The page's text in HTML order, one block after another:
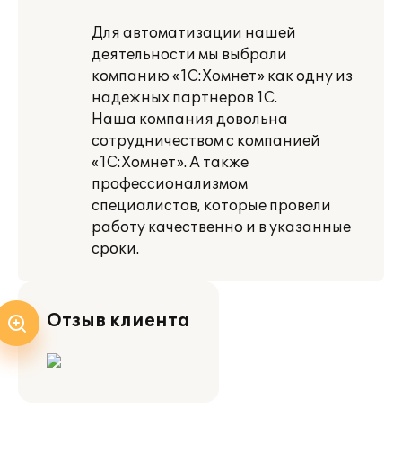
Для автоматизации нашей
деятельности мы выбрали
компанию «1С:Хомнет» как одну из
надежных партнеров 1С.
Наша компания довольна
сотрудничеством с компанией
«1С:Хомнет». А также
профессионализмом
специалистов, которые провели
работу качественно и в указанные
сроки.
Отзыв клиента